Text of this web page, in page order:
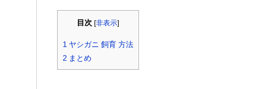
目次 [非表示]
1 ヤシガニ 飼育 方法
2 まとめ